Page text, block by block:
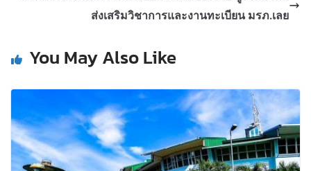
ส่งเสริมวิชาการและงานทะเบียน มรภ.เลย
You May Also Like